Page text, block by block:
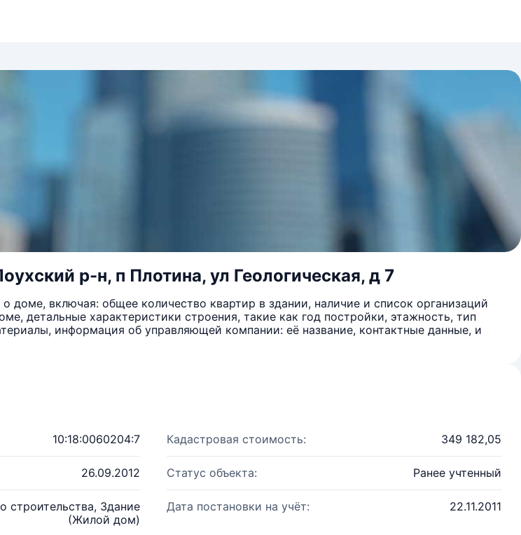
р-н, п Плотина, ул Геологическая, д 7
включая: общее количество квартир в здании, наличие и список организаций
детальные характеристики строения, такие как год постройки, этажность, тип
информация об управляющей компании: её название, контактные данные, и
10:18:0060204:7 Кадастровая стоимость: 349 182,05
26.09.2012 Статус объекта: Ранее учтенный
строительства, Здание
(Жилой дом)
Дата постановки на учёт: 22.11.2011